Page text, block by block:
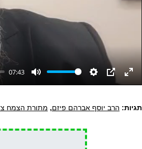
07:43
Mute Settings PIPEnter
תגיות: הרב יוסף אברהם פיזם, מתורת הצמח